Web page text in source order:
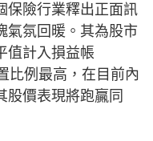
保險行業釋出正面訊
氣氛回暖。其為股市
值計入損益帳
比例最高，在目前內
股價表現將跑贏同